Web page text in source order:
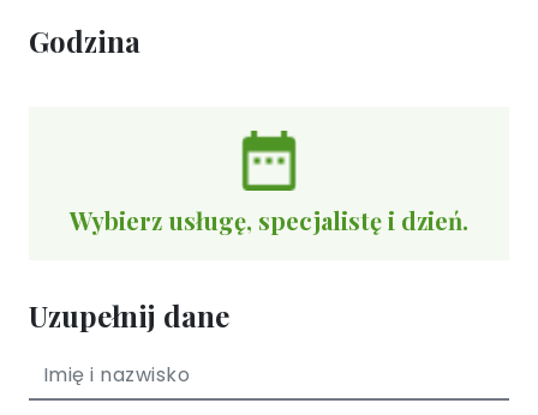
Godzina
Wybierz usługę, specjalistę i dzień.
Uzupełnij dane